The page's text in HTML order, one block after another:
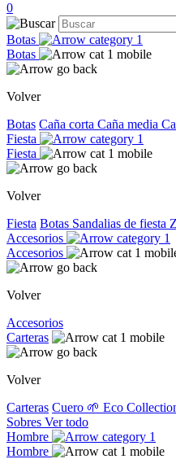
0
Botas
Botas
Volver
Botas Caña corta Caña media
Fiesta
Fiesta
Volver
Fiesta Botas Sandalias de fiesta
Accesorios
Accesorios
Volver
Accesorios
Carteras
Volver
Carteras Cuero 🌱 Eco
Sobres Ver todo
Hombre
Hombre